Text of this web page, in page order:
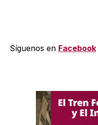
Síguenos en Facebook